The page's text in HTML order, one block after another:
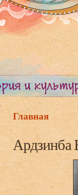
Вы здесь
Главная
Ардзинба